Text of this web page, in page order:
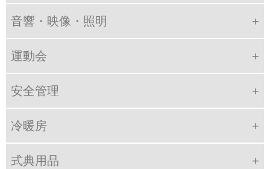
音響・映像・照明
運動会
安全管理
冷暖房
式典用品